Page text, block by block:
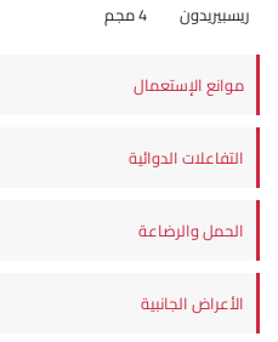
ريسبيريدون 4 مجم
موانع الإستعمال
التفاعلات الدوائية
الحمل والرضاعة
الأعراض الجانبية